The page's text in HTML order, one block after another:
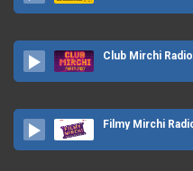
Club Mirchi Radio
Filmy Mirchi